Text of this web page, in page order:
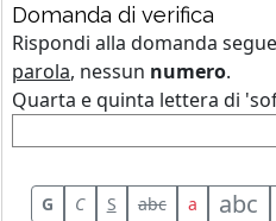
Domanda di verifica
Rispondi alla domanda
parola, nessun numero.
Quarta e quinta lettera di
G C S abc a abc